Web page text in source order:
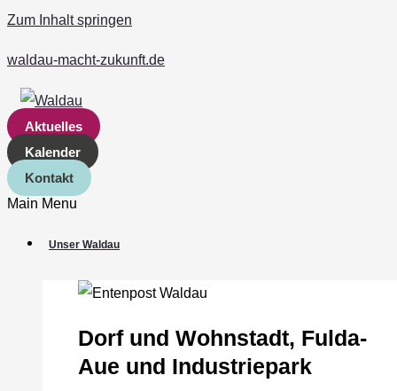
Zum Inhalt springen
waldau-macht-zukunft.de
Aktuelles
Kalender
Kontakt
Main Menu
Unser Waldau
Dorf und Wohnstadt, Fulda‐
Aue und Industriepark